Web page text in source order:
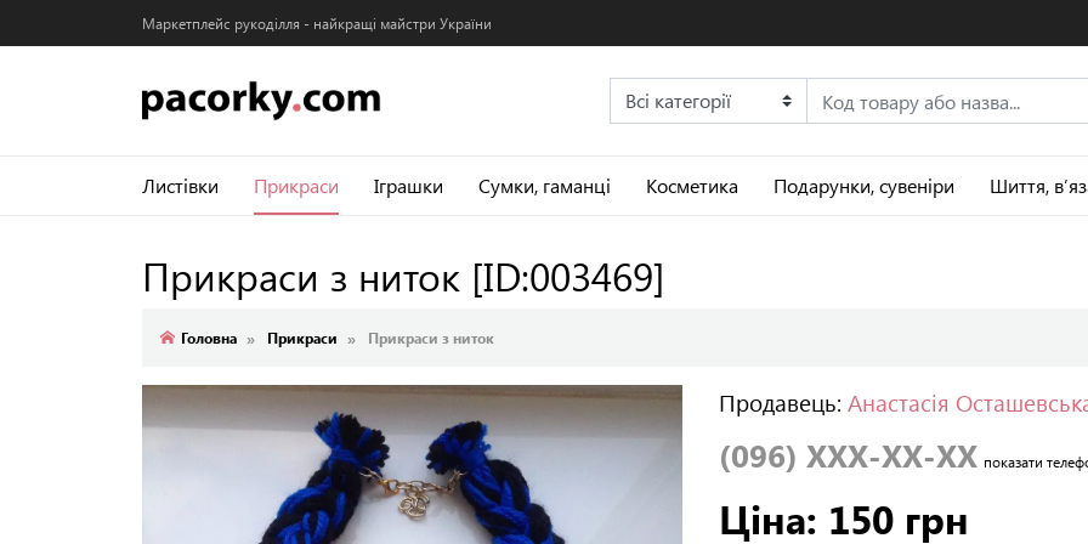
Маркетплейс рукоділля - найкращі майстри України
Листівки Прикраси Іграшки Сумки, гаманці Косметика Подарунки, сувеніри Шиття,
Прикраси з ниток [ID:003469]
Головна Прикраси Прикраси з ниток
Продавець: Анастасія
(096) XXX-XX-XX показати
Ціна: 150 грн